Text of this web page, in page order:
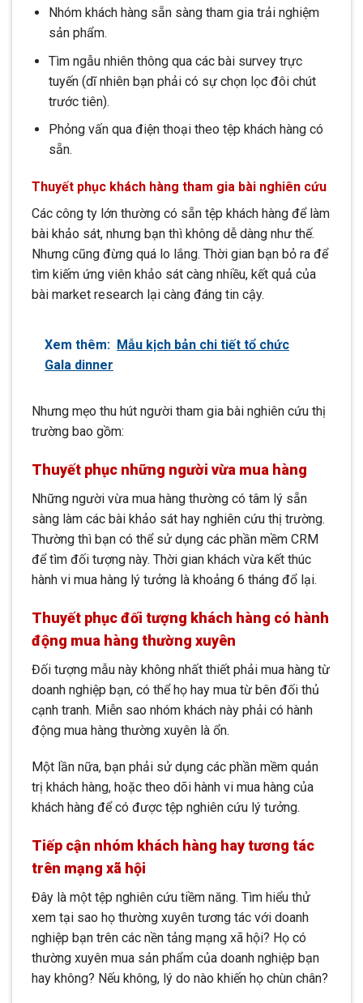
Nhóm khách hàng sẵn sàng tham gia trải nghiệm
sản phẩm.
Tìm ngẫu nhiên thông qua các bài survey trực
tuyến (dĩ nhiên bạn phải có sự chọn lọc đôi chút
trước tiên).
Phỏng vấn qua điện thoại theo tệp khách hàng có
sẵn.
Thuyết phục khách hàng tham gia bài nghiên cứu
Các công ty lớn thường có sẵn tệp khách hàng để làm
bài khảo sát, nhưng bạn thì không dễ dàng như thế.
Nhưng cũng đừng quá lo lắng. Thời gian bạn bỏ ra để
tìm kiếm ứng viên khảo sát càng nhiều, kết quả của
bài market research lại càng đáng tin cậy.
Xem thêm: Mẫu kịch bản chi tiết tổ chức
Gala dinner
Nhưng mẹo thu hút người tham gia bài nghiên cứu thị
trường bao gồm:
Thuyết phục những người vừa mua hàng
Những người vừa mua hàng thường có tâm lý sẵn
sàng làm các bài khảo sát hay nghiên cứu thị trường.
Thường thì bạn có thể sử dụng các phần mềm CRM
để tìm đối tượng này. Thời gian khách vừa kết thúc
hành vi mua hàng lý tưởng là khoảng 6 tháng đổ lại.
Thuyết phục đối tượng khách hàng có hành
động mua hàng thường xuyên
Đối tượng mẫu này không nhất thiết phải mua hàng từ
doanh nghiệp bạn, có thể họ hay mua từ bên đối thủ
cạnh tranh. Miễn sao nhóm khách này phải có hành
động mua hàng thường xuyên là ổn.
Một lần nữa, bạn phải sử dụng các phần mềm quản
trị khách hàng, hoặc theo dõi hành vi mua hàng của
khách hàng để có được tệp nghiên cứu lý tưởng.
Tiếp cận nhóm khách hàng hay tương tác
trên mạng xã hội
Đây là một tệp nghiên cứu tiềm năng. Tìm hiểu thử
xem tại sao họ thường xuyên tương tác với doanh
nghiệp bạn trên các nền tảng mạng xã hội? Họ có
thường xuyên mua sản phẩm của doanh nghiệp bạn
hay không? Nếu không, lý do nào khiến họ chùn chân?